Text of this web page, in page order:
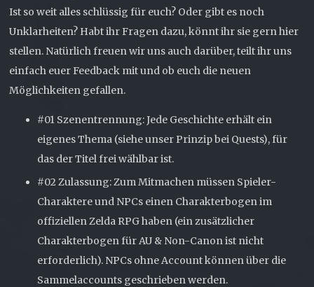
Ist so weit alles schlüssig für euch? Oder gibt es noch
Unklarheiten? Habt ihr Fragen dazu, könnt ihr sie gern hier
stellen. Natürlich freuen wir uns auch darüber, teilt ihr uns
einfach euer Feedback mit und ob euch die neuen
Möglichkeiten gefallen.
#01 Szenentrennung: Jede Geschichte erhält ein
eigenes Thema (siehe unser Prinzip bei Quests), für
das der Titel frei wählbar ist.
#02 Zulassung: Zum Mitmachen müssen Spieler-
Charaktere und NPCs einen Charakterbogen im
offiziellen Zelda RPG haben (ein zusätzlicher
Charakterbogen für AU & Non-Canon ist nicht
erforderlich). NPCs ohne Account können über die
Sammelaccounts geschrieben werden.